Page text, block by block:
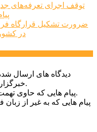
توقف اجرای تعرفه‌های
ضرورت تشکیل قرارگاه
در کشور
دیدگاه های ارسال
خبرگزاری الف در وب منتشر خواهد شد.
پیام هایی که حاوی تهمت یا افترا باشد منتشر نخواهد شد.
پیام هایی که به غیر از